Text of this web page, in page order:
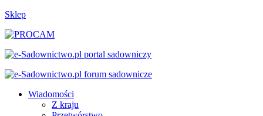
Sklep
Wiadomości
Z kraju